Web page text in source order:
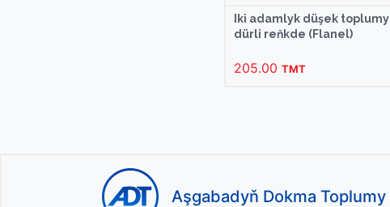
Iki adamlyk düşek toplumy
dürli reňkde (Flanel)
205.00TMT
Aşgabadyň Dokma Toplumy